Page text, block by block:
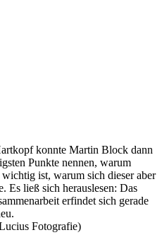
konnte Martin Block dann
Punkte nennen, warum
ist, warum sich dieser aber
Es ließ sich herauslesen: Das
erfindet sich gerade
Fotografie)